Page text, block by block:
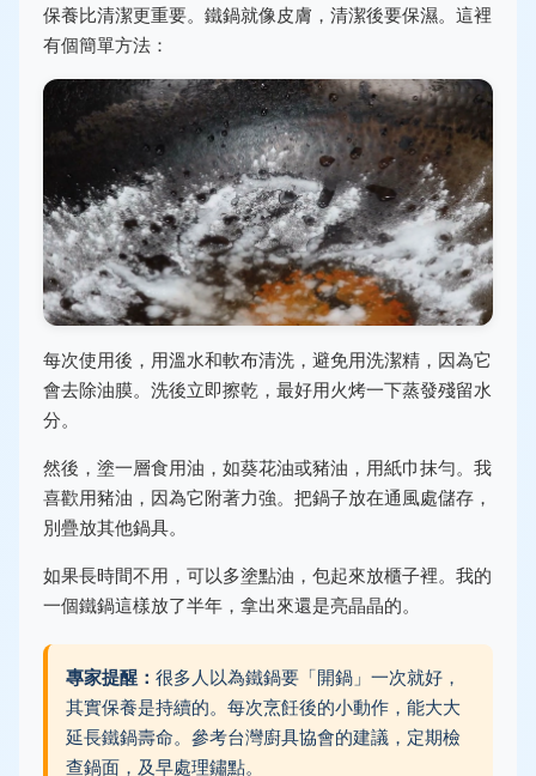
保養比清潔更重要。鐵鍋就像皮膚，清潔後要保濕。這裡
有個簡單方法：
每次使用後，用溫水和軟布清洗，避免用洗潔精，因為它
會去除油膜。洗後立即擦乾，最好用火烤一下蒸發殘留水
分。
然後，塗一層食用油，如葵花油或豬油，用紙巾抹勻。我
喜歡用豬油，因為它附著力強。把鍋子放在通風處儲存，
別疊放其他鍋具。
如果長時間不用，可以多塗點油，包起來放櫃子裡。我的
一個鐵鍋這樣放了半年，拿出來還是亮晶晶的。
專家提醒： 很多人以為鐵鍋要「開鍋」一次就好，
其實保養是持續的。每次烹飪後的小動作，能大大
延長鐵鍋壽命。參考台灣廚具協會的建議，定期檢
查鍋面，及早處理鏽點。